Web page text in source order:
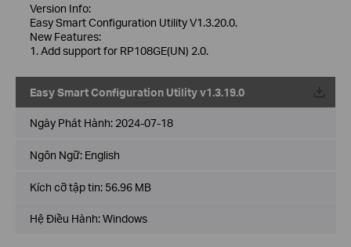
Version Info:
Easy Smart Configuration Utility V1.3.20.0.
New Features:
1. Add support for RP108GE(UN) 2.0.
Easy Smart Configuration Utility v1.3.19.0
Về
Ngày Phát Hành: 2024-07-18
Ngôn Ngữ: English
Kích cỡ tập tin: 56.96 MB
Hệ Điều Hành: Windows